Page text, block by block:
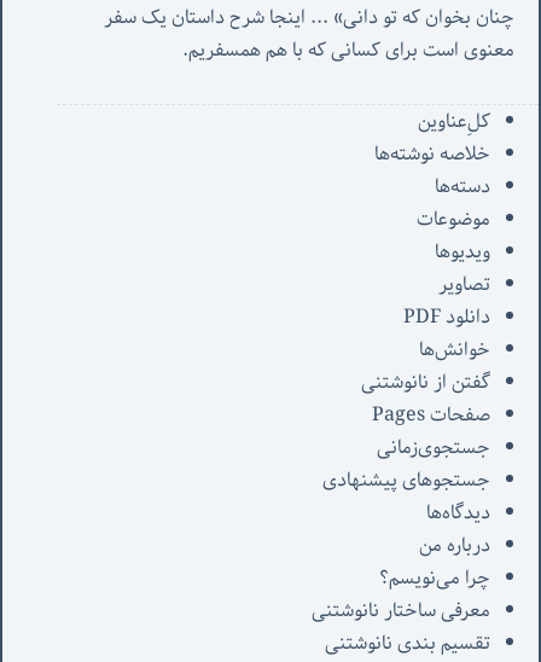
چنان بخوان که تو دانی» ...
معنوی است برای کسانی که با هم همسفریم.
کل‌ِعناوین
خلاصه نوشته‌ها
دسته‌ها
موضوعات
ویدیوها
تصاویر
دانلود PDF
خوانش‌ها
گفتن از نانوشتنی
صفحات Pages
جستجوی‌زمانی
جستجوهای پیشنهادی
دیدگاه‌ها
درباره من
چرا می‌نویسم؟
معرفی‌ ساختار نانوشتنی
تقسیم بندی نانوشتنی